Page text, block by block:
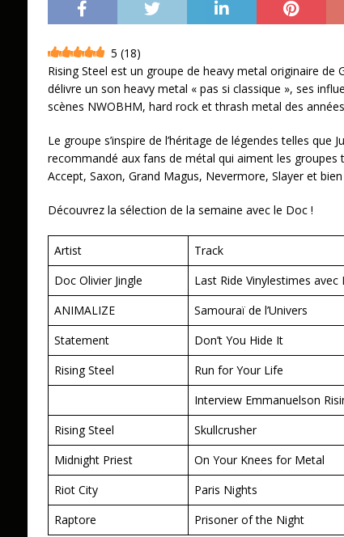
5 (18)
Rising Steel est un groupe de heavy metal originaire de
délivre un son heavy metal « pas si classique », ses
scènes NWOBHM, hard rock et thrash metal des
Le groupe s’inspire de l’héritage de légendes telles que
recommandé aux fans de métal qui aiment les groupes
Accept, Saxon, Grand Magus, Nevermore, Slayer et bien
Découvrez la sélection de la semaine avec le Doc !
Artist Track
Doc Olivier Jingle
Last Ride Vinylestimes avec
ANIMALIZE
Samouraï de l’Univers
Statement
Don’t You Hide It
Rising Steel
Run for Your Life
Interview Emmanuelson
Rising Steel
Skullcrusher
Midnight Priest
On Your Knees for Metal
Riot City
Paris Nights
Raptore
Prisoner of the Night